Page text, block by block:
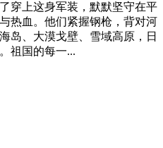
穿上这身军装，默默坚守在平
热血。他们紧握钢枪，背对河
岛、大漠戈壁、雪域高原，日
祖国的每一...